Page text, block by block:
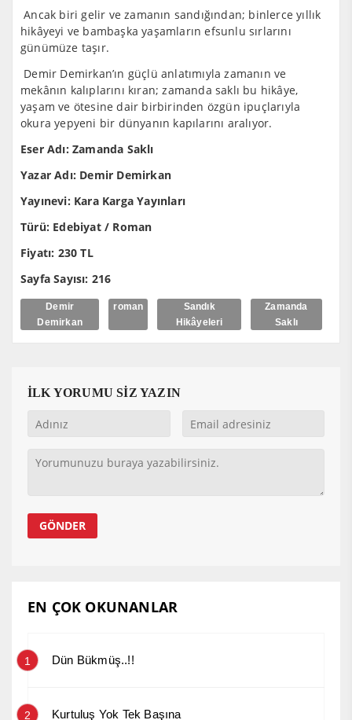
Ancak biri gelir ve zamanın sandığından; binlerce yıllık
hikâyeyi ve bambaşka yaşamların efsunlu sırlarını
günümüze taşır.
Demir Demirkan’ın güçlü anlatımıyla zamanın ve
mekânın kalıplarını kıran; zamanda saklı bu hikâye,
yaşam ve ötesine dair birbirinden özgün ipuçlarıyla
okura yepyeni bir dünyanın kapılarını aralıyor.
Eser Adı: Zamanda Saklı
Yazar Adı: Demir Demirkan
Yayınevi: Kara Karga Yayınları
Türü: Edebiyat / Roman
Fiyatı: 230 TL
Sayfa Sayısı: 216
Demir
Demirkan
roman
Sandık
Hikâyeleri
Zamanda
Saklı
İLK YORUMU SİZ YAZIN
EN ÇOK OKUNANLAR
1 Dün Bükmüş..!!
2 Kurtuluş Yok Tek Başına